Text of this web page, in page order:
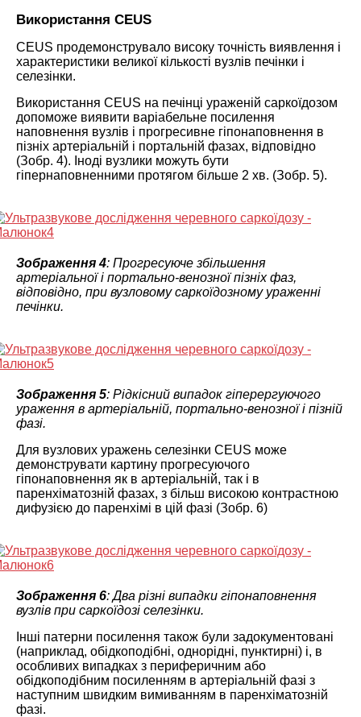
Використання CEUS
CEUS продемонструвало високу точність виявлення і
характеристики великої кількості вузлів печінки і
селезінки.
Використання CEUS на печінці ураженій саркоїдозом
допоможе виявити варіабельне посилення
наповнення вузлів і прогресивне гіпонаповнення в
пізніх артеріальній і портальній фазах, відповідно
(Зобр. 4). Іноді вузлики можуть бути
гіпернаповненними протягом більше 2 хв. (Зобр. 5).
Зображення 4: Прогресуюче збільшення
артеріальної і портально-венозної пізніх фаз,
відповідно, при вузловому саркоїдозному ураженні
печінки.
Зображення 5: Рідкісний випадок гіперергуючого
ураження в артеріальній, портально-венозної і пізній
фазі.
Для вузлових уражень селезінки CEUS може
демонструвати картину прогресуючого
гіпонаповнення як в артеріальній, так і в
паренхіматозній фазах, з більш високою контрастною
дифузією до паренхімі в цій фазі (Зобр. 6)
Зображення 6: Два різні випадки гіпонаповнення
вузлів при саркоїдозі селезінки.
Інші патерни посилення також були задокументовані
(наприклад, обідкоподібні, однорідні, пунктирні) і, в
особливих випадках з периферичним або
обідкоподібним посиленням в артеріальній фазі з
наступним швидким вимиванням в паренхіматозній
фазі.